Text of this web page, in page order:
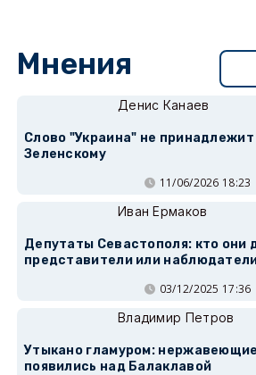
Мнения
Денис Канаев
Слово "Украина" не
Зеленскому
11/06/2026 18:23
Иван Ермаков
Депутаты Севастополя: кто они
представители или
03/12/2025 17:36
Владимир Петров
Утыкано гламуром:
появились над Балаклавой